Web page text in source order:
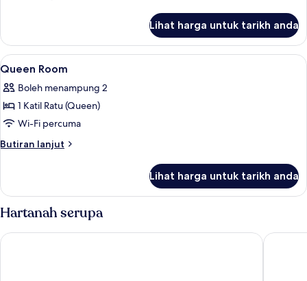
Queen
Room
Lihat harga untuk tarikh anda
Lihat
semua
foto
untuk
Queen
Room
1 bilik tidur, peralatan tempat tidur
8
Queen Room
Boleh menampung 2
1 Katil Ratu (Queen)
Wi-Fi percuma
Butiran lanjut
Butiran
Room
Lihat harga untuk tarikh anda
Hartanah serupa
Hilton Garden Inn Munich City Centre West, GermanyPremier